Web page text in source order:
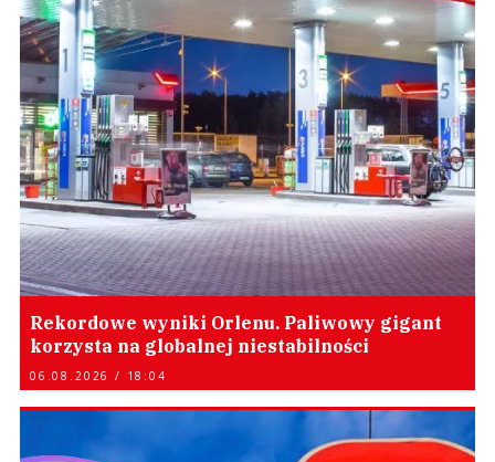
Rekordowe wyniki Orlenu. Paliwowy gigant
korzysta na globalnej niestabilności
06.08.2026 / 18:04